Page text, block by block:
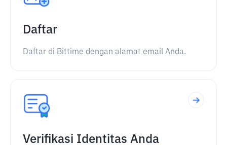
Daftar
Daftar di Bittime dengan alamat email Anda.
Verifikasi Identitas Anda